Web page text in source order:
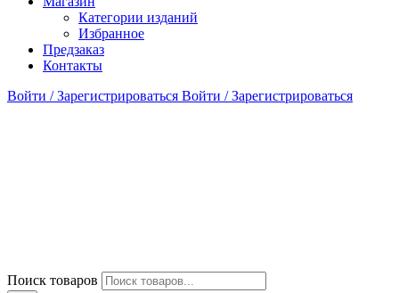
Категории изданий
Избранное
Предзаказ
Контакты
Войти / Зарегистрироваться Войти / Зарегистрироваться
Поиск товаров